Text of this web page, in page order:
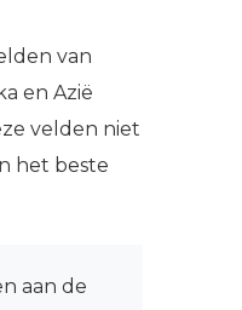
van
en Azië
velden niet
het beste
aan de